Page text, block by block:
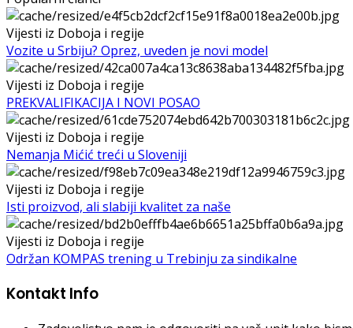
Vijesti iz Doboja i regije
Vozite u Srbiju? Oprez, uveden je novi model
Vijesti iz Doboja i regije
PREKVALIFIKACIJA I NOVI POSAO
Vijesti iz Doboja i regije
Nemanja Mićić treći u Sloveniji
Vijesti iz Doboja i regije
Isti proizvod, ali slabiji kvalitet za naše
Vijesti iz Doboja i regije
Održan KOMPAS trening u Trebinju za sindikalne
Kontakt Info